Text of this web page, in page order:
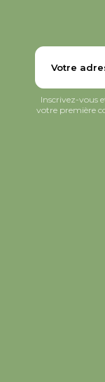
Inscrivez-vous
votre première